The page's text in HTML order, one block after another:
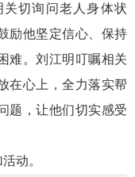
切询问老人身体状
励他坚定信心、保持
难。刘江明叮嘱相关
在心上，全力落实帮
题，让他们切实感受
动。